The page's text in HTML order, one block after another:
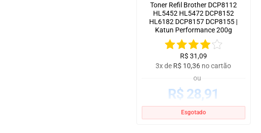
Toner Refil Brother DCP8112
HL5452 HL5472 DCP8152
HL6182 DCP8157 DCP8155 |
Katun Performance 200g
R$ 31,09
3x de R$ 10,36 no cartão
ou
R$ 28,91
no boleto à vista
Esgotado